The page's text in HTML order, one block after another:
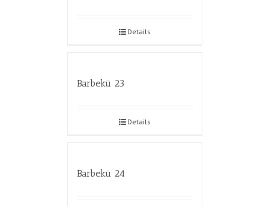
Details
Barbekü 23
Details
Barbekü 24